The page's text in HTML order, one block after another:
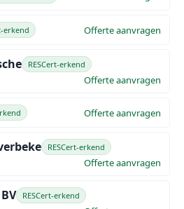
erkend Offerte aanvragen
RESCert-erkend
Offerte aanvragen
Offerte aanvragen
RESCert-erkend
Offerte aanvragen
RESCert-erkend